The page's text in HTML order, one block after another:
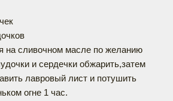
на сливочном масле по желанию
и сердечки обжарить,затем
лавровый лист и потушить
огне 1 час.